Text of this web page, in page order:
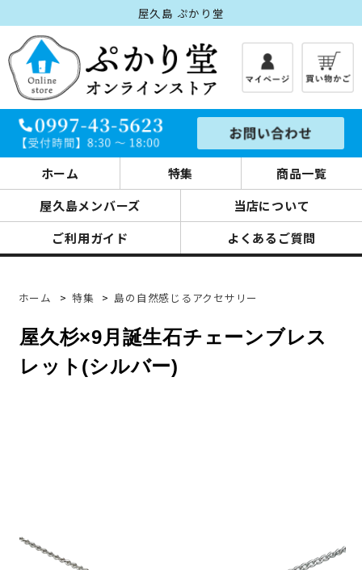
屋久島 ぷかり堂
ホーム 特集
商品一覧
屋久島メンバーズ
当店について
ご利用ガイド
よくあるご質問
ホーム > 特集 > 島の自然感じるアクセサリー
屋久杉×9月誕生石チェーンブレス
レット(シルバー)